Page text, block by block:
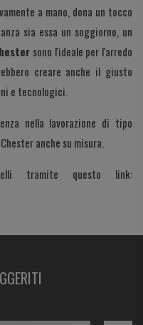
a mano, dona un tocco
sia essa un soggiorno, un
sono l'ideale per l'arredo
creare anche il giusto
e tecnologici.
nella lavorazione di tipo
anche su misura.
tramite questo link: